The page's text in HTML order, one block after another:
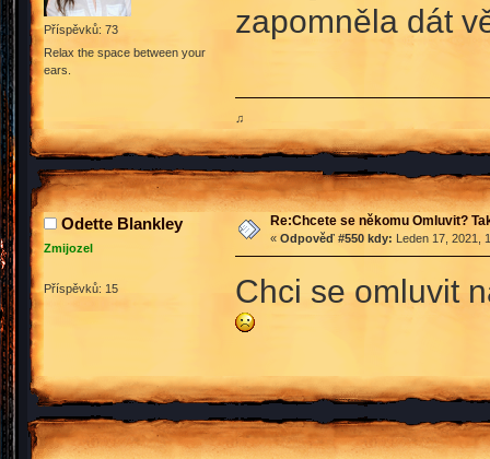
Příspěvků: 73
Relax the space between your
ears.
zapomněla dát
♫
Odette Blankley
Zmijozel
Příspěvků: 15
Re:Chcete se někomu Omluvit?
« Odpověď #550 kdy: Leden 17, 2021,
Chci se omluvit